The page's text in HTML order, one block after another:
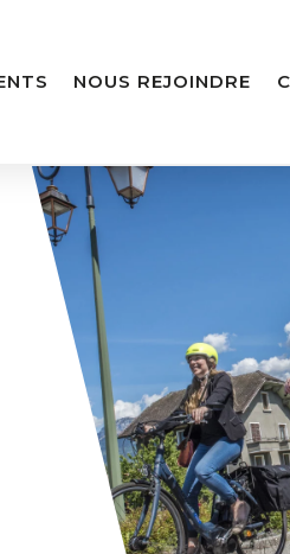
NOUS REJOINDRE